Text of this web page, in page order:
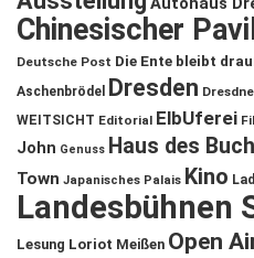
Chinesischer
Deutsche Post Die Ente bleibt
Aschenbrödel
Dresden
WEITSICHT Editorial ElbUferei
John Genuss Haus des
Town Japanisches Palais Kino
Landesbühnen
Lesung Loriot Meißen Open